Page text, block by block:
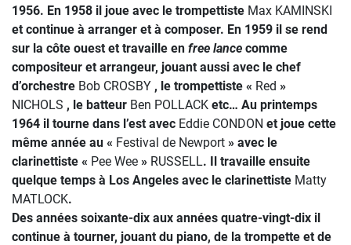
1956. En 1958 il joue avec le trompettiste Max KAMINSKI
et continue à arranger et à composer. En 1959 il se rend
sur la côte ouest et travaille en free lance comme
compositeur et arrangeur, jouant aussi avec le chef
d’orchestre Bob CROSBY , le trompettiste « Red »
NICHOLS , le batteur Ben POLLACK etc… Au printemps
1964 il tourne dans l’est avec Eddie CONDON et joue cette
même année au « Festival de Newport » avec le
clarinettiste « Pee Wee » RUSSELL. Il travaille ensuite
quelque temps à Los Angeles avec le clarinettiste Matty
MATLOCK.
Des années soixante-dix aux années quatre-vingt-dix il
continue à tourner, jouant du piano, de la trompette et de